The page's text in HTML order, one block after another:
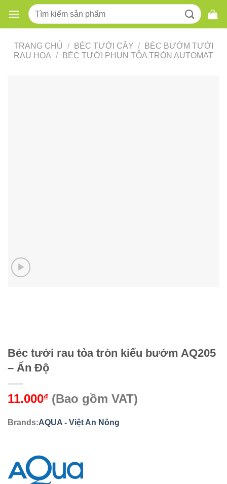
content
Tìm
kiếm:
TRANG CHỦ / BÉC TƯỚI CÂY /
BÉC BƯỚM TƯỚI
RAU HOA / BÉC TƯỚI PHUN TỎA TRÒN AUTOMAT
Béc tưới rau tỏa tròn kiểu bướm AQ205
– Ấn Độ
11.000₫ (Bao gồm VAT)
Brands:AQUA - Việt An Nông